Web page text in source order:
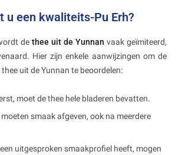
u een kwaliteits-Pu Erh?
de thee uit de Yunnan vaak geïmiteerd,
Hier zijn enkele aanwijzingen om de
uit de Yunnan te beoordelen:
moet de thee hele bladeren bevatten.
moeten smaak afgeven, ook na meerdere
uitgesproken smaakprofiel heeft, mogen